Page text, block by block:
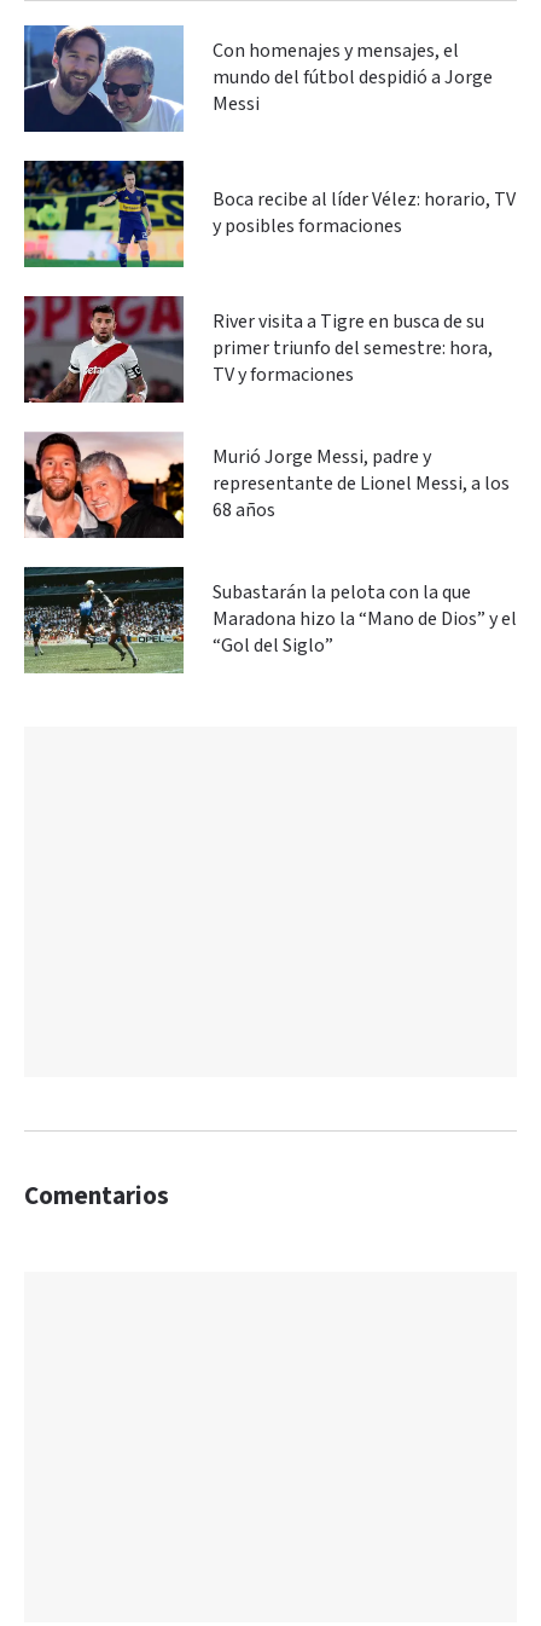
Con homenajes y mensajes, el
mundo del fútbol despidió a Jorge
Messi
Boca recibe al líder Vélez: horario, TV
y posibles formaciones
River visita a Tigre en busca de su
primer triunfo del semestre: hora,
TV y formaciones
Murió Jorge Messi, padre y
representante de Lionel Messi, a los
68 años
Subastarán la pelota con la que
Maradona hizo la “Mano de Dios” y el
“Gol del Siglo”
Comentarios